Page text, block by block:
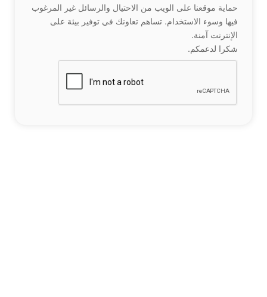
حماية موقعنا على الويب من الاحتيال والرسائل غير المرغوب
فيها وسوء الاستخدام. تساهم تعاونك في توفير بيئة على
الإنترنت آمنة.
شكرا لدعمكم.